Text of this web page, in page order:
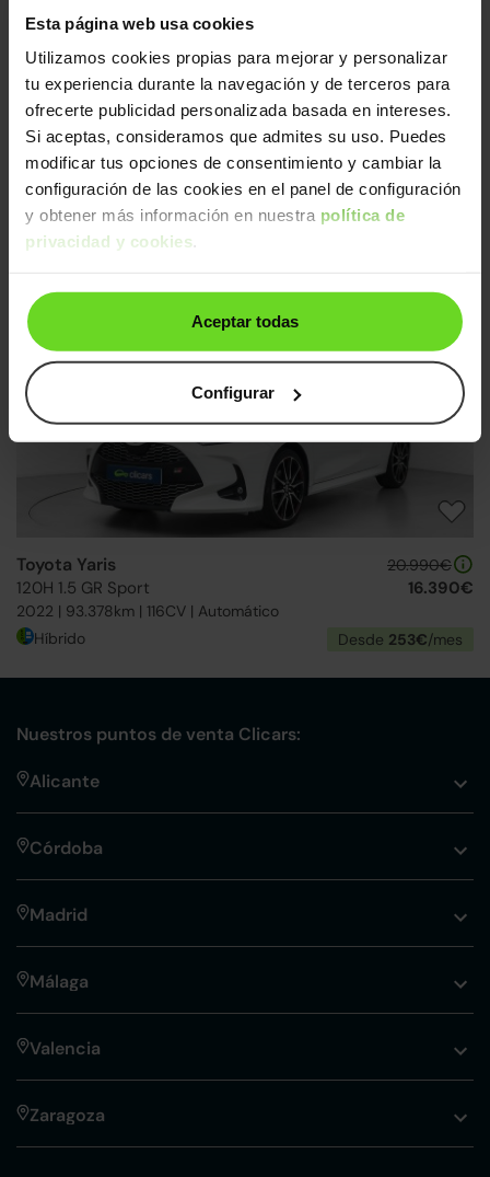
Esta página web usa cookies
Utilizamos cookies propias para mejorar y personalizar
tu experiencia durante la navegación y de terceros para
ofrecerte publicidad personalizada basada en intereses.
Si aceptas, consideramos que admites su uso. Puedes
modificar tus opciones de consentimiento y cambiar la
configuración de las cookies en el panel de configuración
y obtener más información en nuestra política de
privacidad y cookies.
Aceptar todas
Configurar
Toyota Yaris
1.0 City
9.990€
Gasolina Desde247€/mes
24h
Ruedas traseras nuevas
Toyota Yaris
120H 1.5 GR Sport
2022 | 93.378km | 116CV | Automático
20.990€
16.390€
Híbrido Desde 253€/mes
Nuestros puntos de venta Clicars:
Alicante
Córdoba
Madrid
Málaga
Valencia
Zaragoza